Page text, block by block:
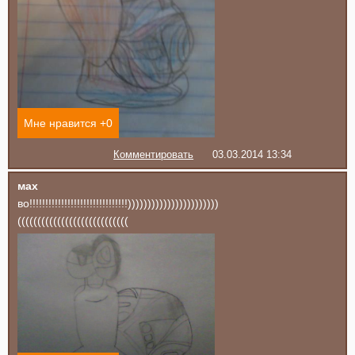
Мне нравится +0
Комментировать 03.03.2014 13:34
мах
во!!!!!!!!!!!!!!!!!!!!!!!!!!!!!!!)))))))))))))))))))))))
((((((((((((((((((((((((((((